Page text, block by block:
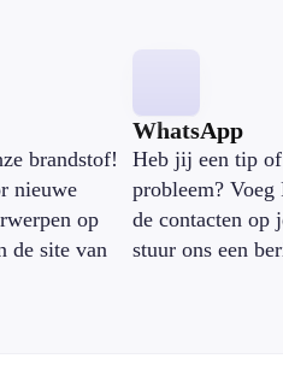
brandstof!
nieuwe
op
de site van
WhatsApp
Heb jij een tip of
probleem? Voeg
de contacten op
stuur ons een